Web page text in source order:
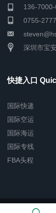
136-
0755-
深圳市宝
快捷入口
国际快递
国际空运
国际海运
国际专线
FBA头程
Copyright ©